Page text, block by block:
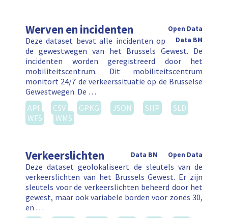
Werven en incidenten
Open Data
Data BM
Deze dataset bevat alle incidenten op
de gewestwegen van het Brussels Gewest. De
incidenten worden geregistreerd door het
mobiliteitscentrum. Dit mobiliteitscentrum
monitort 24/7 de verkeerssituatie op de Brusselse
Gewestwegen. De …
API
CSV GPKG JSON SHP
SLD
WFS
WMS
Verkeerslichten Open Data
Data BM
Deze dataset geolokaliseert de sleutels van de
verkeerslichten van het Brussels Gewest. Er zijn
sleutels voor de verkeerslichten beheerd door het
gewest, maar ook variabele borden voor zones 30,
en …